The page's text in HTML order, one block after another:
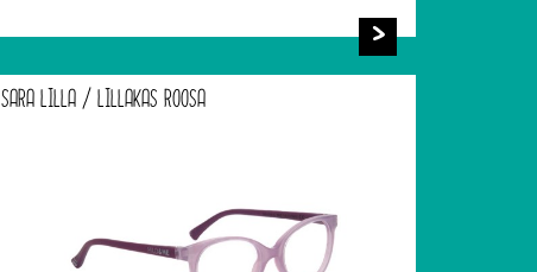
SARA LILLA / LILLAKAS ROOSA